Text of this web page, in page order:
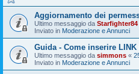
Aggiornamento dei
Ultimo messaggio da Starfighter84
Inviato in Moderazione e Annunci
Guida - Come inserire
Ultimo messaggio da simmons «
Inviato in Moderazione e Annunci